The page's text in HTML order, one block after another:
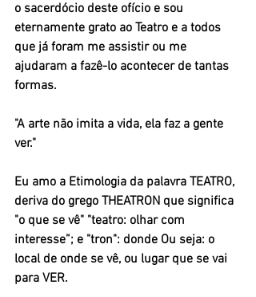
o sacerdócio deste ofício e sou
eternamente grato ao Teatro e a todos
que já foram me assistir ou me
ajudaram a fazê-lo acontecer de tantas
formas.
"A arte não imita a vida, ela faz a gente
ver."
Eu amo a Etimologia da palavra TEATRO,
deriva do grego THEATRON que significa
"o que se vê" "teatro: olhar com
interesse”; e "tron": donde Ou seja: o
local de onde se vê, ou lugar que se vai
para VER.